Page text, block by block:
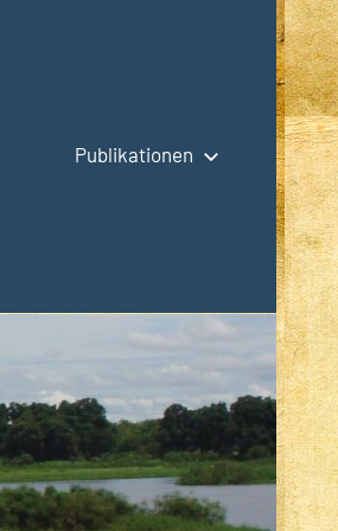
Publikationen